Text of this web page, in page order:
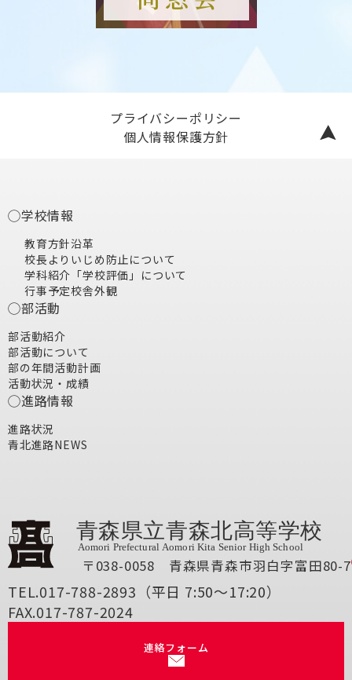
プライバシーポリシー
個人情報保護方針
学校情報
教育方針
校長より
学科紹介
行事予定
沿革
いじめ防止について
「学校評価」について
校舎外観
部活動
部活動紹介
部活動について
部の年間活動計画
活動状況・成績
進路情報
進路状況
青北進路NEWS
〒038-0058 青森県青森市羽白字富田80-7
TEL.017-788-2893（平日 7:50～17:20）
FAX.017-787-2024
連絡フォーム